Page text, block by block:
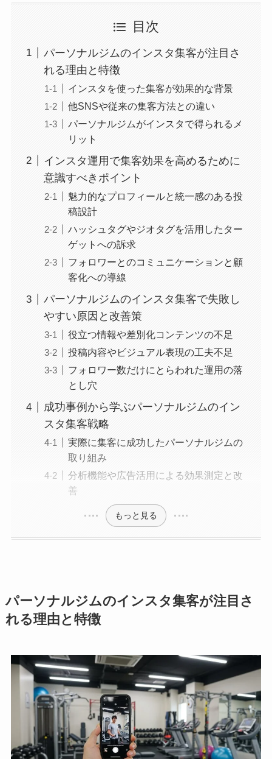
目次
パーソナルジムのインスタ集客が注目さ
れる理由と特徴
インスタを使った集客が効果的な背景
他SNSや従来の集客方法との違い
パーソナルジムがインスタで得られるメ
リット
インスタ運用で集客効果を高めるために
意識すべきポイント
魅力的なプロフィールと統一感のある投
稿設計
ハッシュタグやジオタグを活用したター
ゲットへの訴求
フォロワーとのコミュニケーションと顧
客化への導線
パーソナルジムのインスタ集客で失敗し
やすい原因と改善策
役立つ情報や差別化コンテンツの不足
投稿内容やビジュアル表現の工夫不足
フォロワー数だけにとらわれた運用の落
とし穴
成功事例から学ぶパーソナルジムのイン
スタ集客戦略
実際に集客に成功したパーソナルジムの
取り組み
分析機能や広告活用による効果測定と改
善
もっと見る
パーソナルジムのインスタ集客が注目さ
れる理由と特徴